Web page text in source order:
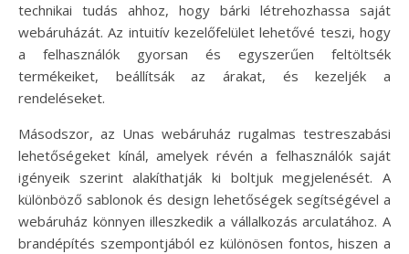
technikai tudás ahhoz, hogy bárki létrehozhassa saját
webáruházát. Az intuitív kezelőfelület lehetővé teszi, hogy
a felhasználók gyorsan és egyszerűen feltöltsék
termékeiket, beállítsák az árakat, és kezeljék a
rendeléseket.
Másodszor, az Unas webáruház rugalmas testreszabási
lehetőségeket kínál, amelyek révén a felhasználók saját
igényeik szerint alakíthatják ki boltjuk megjelenését. A
különböző sablonok és design lehetőségek segítségével a
webáruház könnyen illeszkedik a vállalkozás arculatához. A
brandépítés szempontjából ez különösen fontos, hiszen a